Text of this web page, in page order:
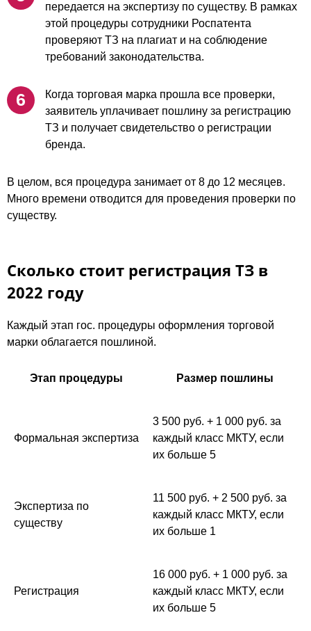
передается на экспертизу по существу. В рамках
этой процедуры сотрудники Роспатента
проверяют ТЗ на плагиат и на соблюдение
требований законодательства.
Когда торговая марка прошла все проверки,
заявитель уплачивает пошлину за регистрацию
ТЗ и получает свидетельство о регистрации
бренда.
В целом, вся процедура занимает от 8 до 12 месяцев.
Много времени отводится для проведения проверки по
существу.
Сколько стоит регистрация ТЗ в
2022 году
Каждый этап гос. процедуры оформления торговой
марки облагается пошлиной.
Этап процедуры Размер пошлины
Формальная экспертиза
3 500 руб. + 1 000 руб. за
каждый класс МКТУ, если
их больше 5
Экспертиза по
существу
11 500 руб. + 2 500 руб. за
каждый класс МКТУ, если
их больше 1
Регистрация
16 000 руб. + 1 000 руб. за
каждый класс МКТУ, если
их больше 5